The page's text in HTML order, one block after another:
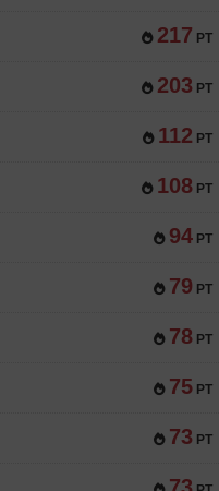
217 PT
203 PT
112 PT
108 PT
94 PT
79 PT
78 PT
75 PT
73 PT